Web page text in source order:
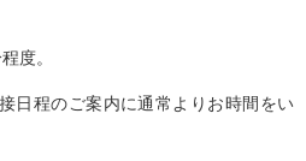
度。
日程のご案内に通常よりお時間をい